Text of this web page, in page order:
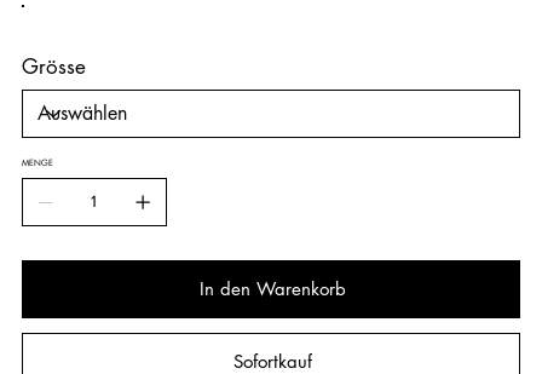
Grösse
MENGE
In den Warenkorb
Sofortkauf